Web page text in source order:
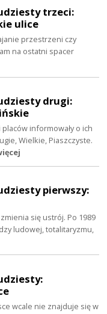
trzeci:
ulice
przestrzeni czy
na ostatni spacer
drugi:
informowały o ich
Wielkie, Piaszczyste.
pierwszy:
się ustrój. Po 1989
ludowej, totalitaryzmu,
wcale nie znajduje się w